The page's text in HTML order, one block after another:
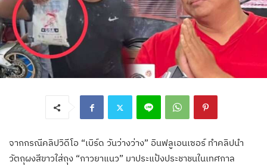
จากกรณีคลิปวิดีโอ “เบิร์ด วันว่างว่าง” อินฟลูเอนเซอร์ ทำคลิปนำ
วัตถุผงสีขาวใส่ถุง “กาวยาแนว” มาประแป้งประชาชนในเทศกาล